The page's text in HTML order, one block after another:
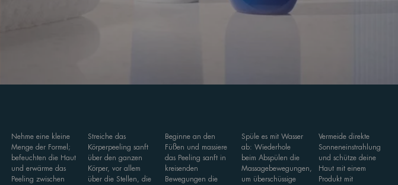
Nehme eine kleine
Menge der Formel;
befeuchten die Haut
und erwärme das
Peeling zwischen
Streiche das
Körperpeeling sanft
über den ganzen
Körper, vor allem
über die Stellen, die
Beginne an den
Füßen und massiere
das Peeling sanft in
kreisenden
Bewegungen die
Spüle es mit Wasser
ab: Wiederhole
beim Abspülen die
Massagebewegungen,
um überschüssige
Vermeide direkte
Sonneneinstrahlung
und schütze deine
Haut mit einem
Produkt mit